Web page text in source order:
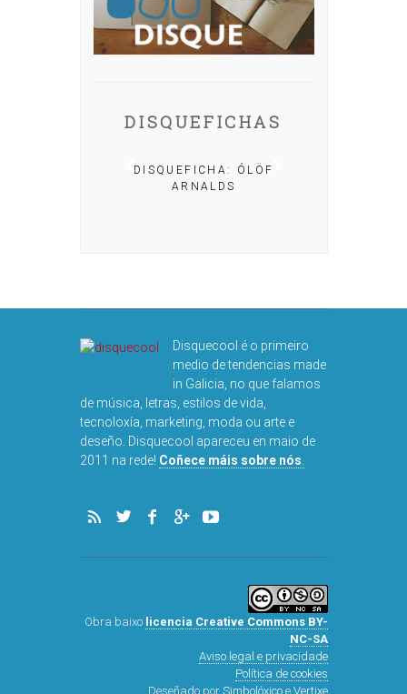
DISQUEFICHAS
DISQUEFICHA: ÓLÖF
ARNALDS
Disquecool é o primeiro
medio de tendencias made
in Galicia, no que falamos
de música, letras, estilos de vida,
tecnoloxía, marketing, moda ou arte e
deseño. Disquecool apareceu en maio de
2011 na rede! Coñece máis sobre nós
Obra baixo licencia Creative Commons BY-
NC-SA
Aviso legal e privacidade
Política de cookies
Deseñado por Simbolóxicoe Vertixe